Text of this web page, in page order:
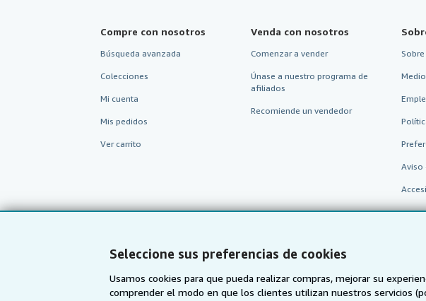
Seleccione sus preferencias de cookies
Usamos cookies para que pueda realizar compras, mejorar su
comprender el modo en que los clientes utilizan nuestros servicios
Compre con nosotros
Búsqueda avanzada
Colecciones
Mi cuenta
Mis pedidos
Ver carrito
Venda con nosotros
Comenzar a vender
Únase a nuestro programa de
afiliados
Recomiende un vendedor
Aviso